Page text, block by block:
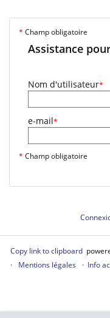
* Champ obligatoire
Assistance
Nom d'utilisateur*
e-mail*
* Champ obligatoire
Copy link to clipboard
Mentions légales
Info